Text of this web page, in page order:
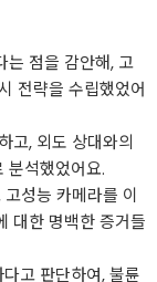
는 점을 감안해, 고
전략을 수립했었어
고, 외도 상대와의
분석했었어요.
성능 카메라를 이
대한 명백한 증거들
고 판단하여, 불륜